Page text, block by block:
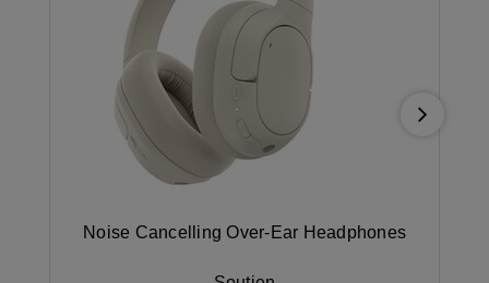
Noise Cancelling Over-Ear Headphones
Next